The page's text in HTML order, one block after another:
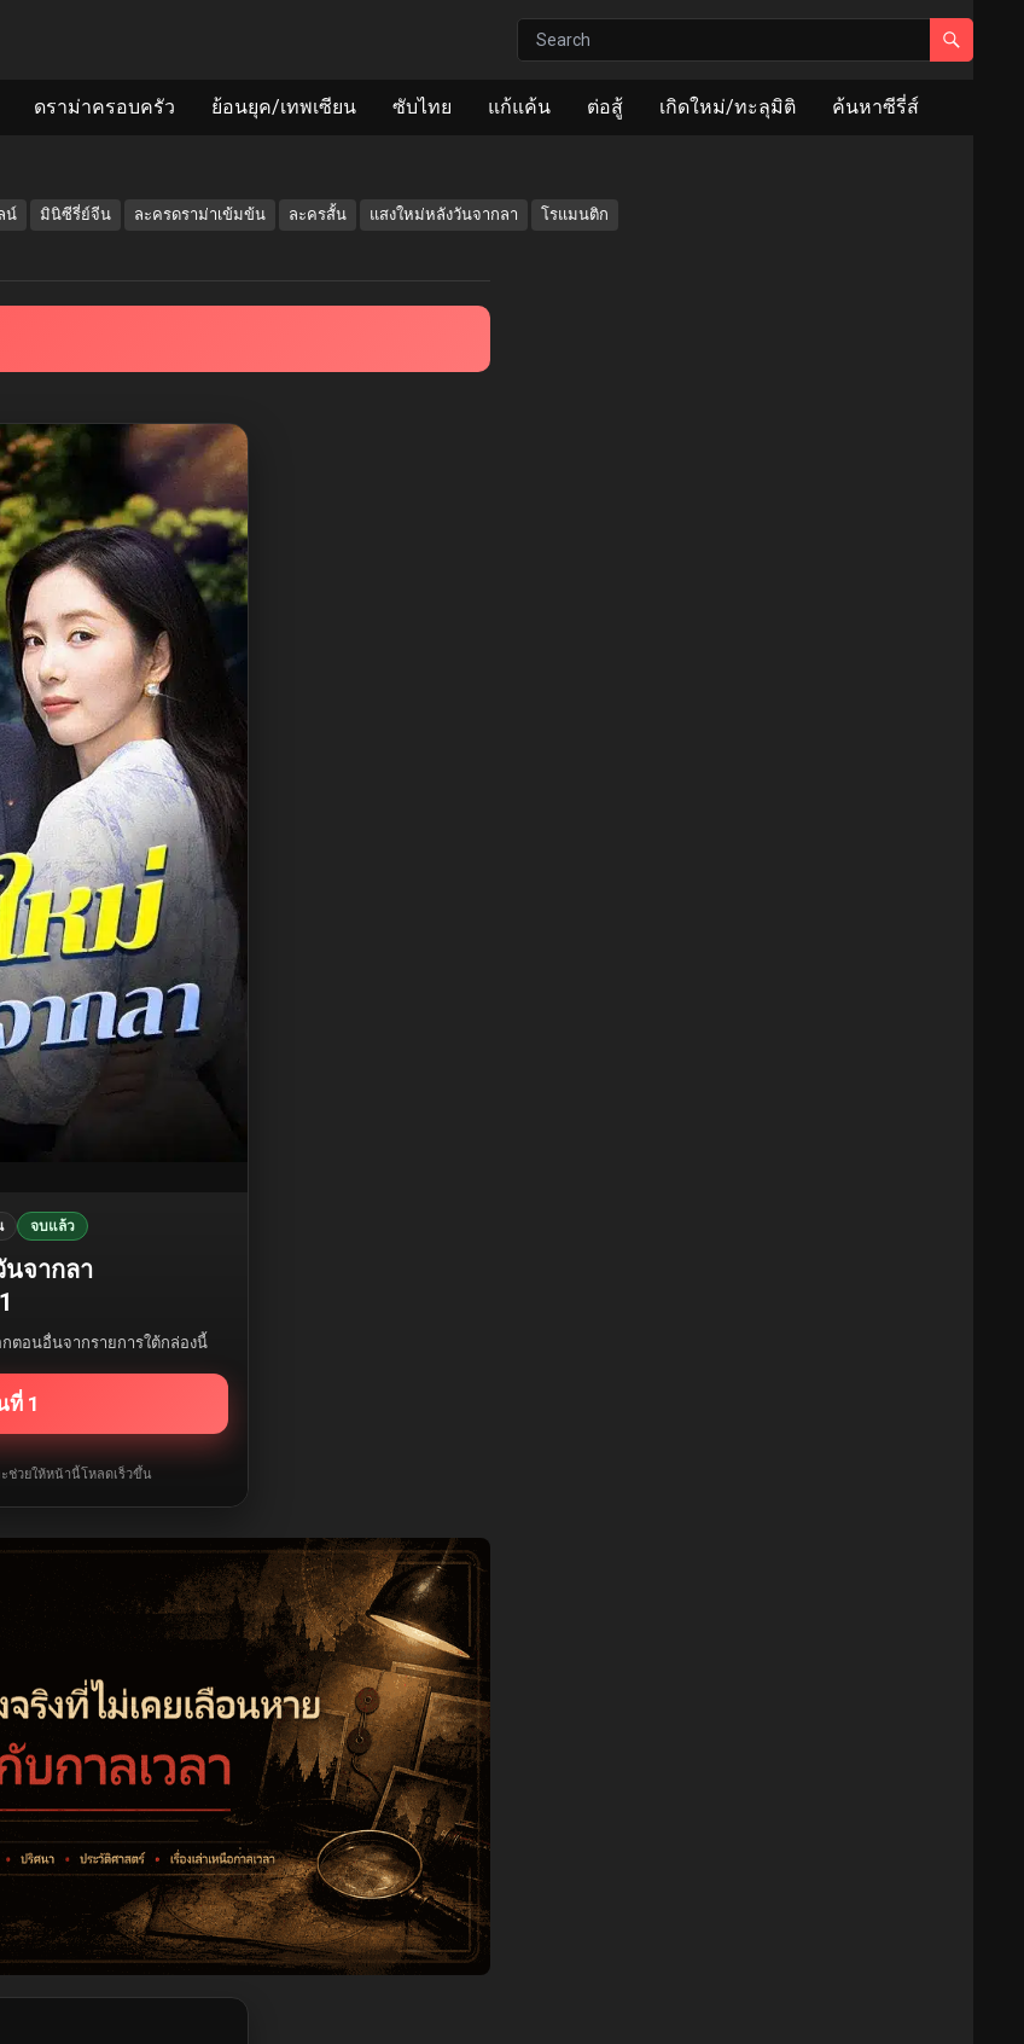
ดราม่าครอบครัว ย้อนยุค/เทพเซียน ซับไทย แก้แค้น ต่อสู้ เกิดใหม่/ทะลุมิติ ค้นหาซีรี่ส์
น์ มินิซีรี่ย์จีน ละครดราม่าเข้มข้น ละครสั้น แสงใหม่หลังวันจากลา โรแมนติก
จบแล้ว
นจากลา
ตอนอื่นจากรายการใต้กล่องนี้
ที่ 1
ช่วยให้หน้านี้โหลดเร็วขึ้น